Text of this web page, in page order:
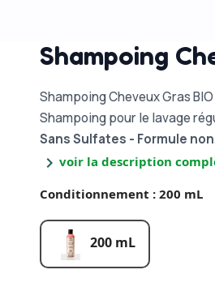
Shampoing
Shampoing Cheveux Gras
Shampoing pour le lavage
Sans Sulfates - Formule
chevron_right voir la description
Conditionnement : 200 mL
200 mL